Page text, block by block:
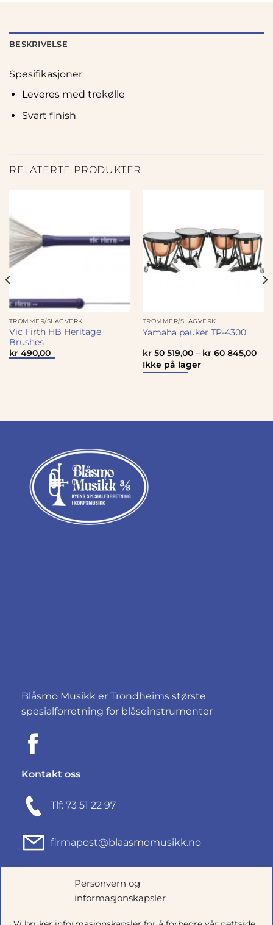
Personvern og
informasjonskapsler
BESKRIVELSE
Spesifikasjoner
Leveres med trekølle
Svart finish
RELATERTE PRODUKTER
TROMMER/SLAGVERK
Vic Firth HB Heritage
Brushes
kr490,00
TROMMER/SLAGVERK
Yamaha pauker TP-4300
kr50 519,00– kr60 845,00
Ikke på lager
Blåsmo Musikk er Trondheims største
spesialforretning for blåseinstrumenter
Kontakt oss
Tlf: 73 51 22 97
firmapost@blaasmomusikk.no
Fjordgata 46, 7010 TRONDHEIM